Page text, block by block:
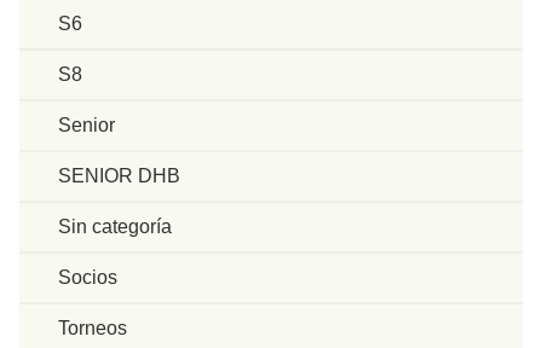
S6
S8
Senior
SENIOR DHB
Sin categoría
Socios
Torneos